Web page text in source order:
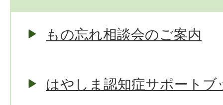
もの忘れ相談会のご案内
はやしま認知症サポートブ